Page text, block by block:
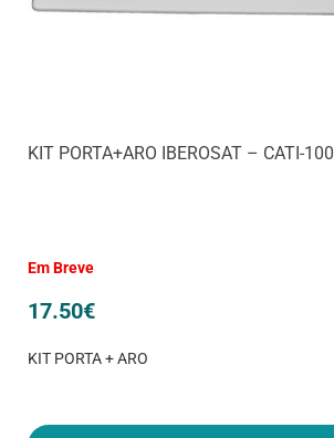
KIT PORTA+ARO IBEROSAT – CATI-100
Em Breve
17.50€
KIT PORTA + ARO